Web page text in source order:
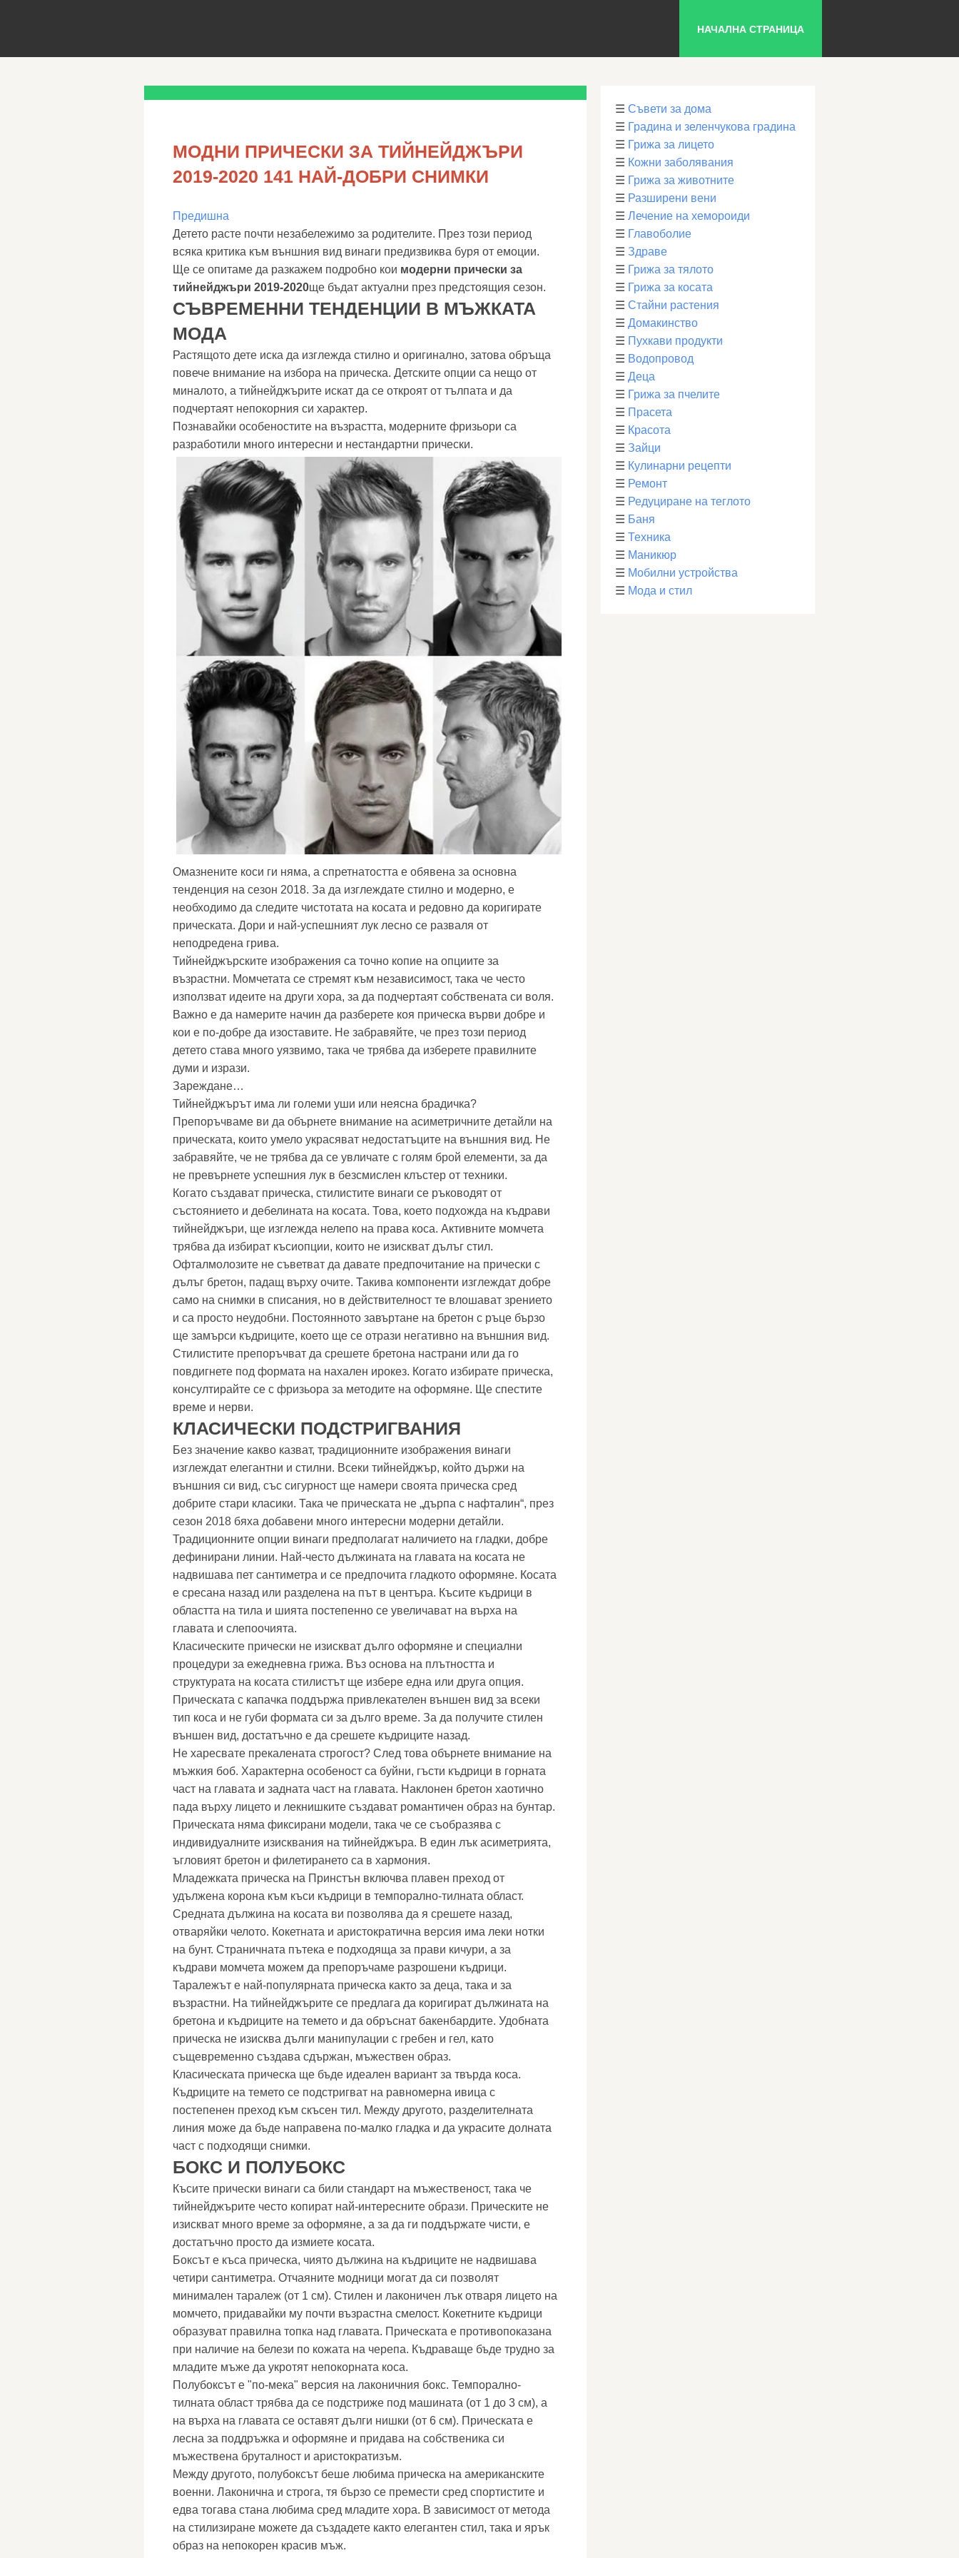
НАЧАЛНА СТРАНИЦА
МОДНИ ПРИЧЕСКИ ЗА ТИЙНЕЙДЖЪРИ
2019-2020 141 НАЙ-ДОБРИ СНИМКИ
Предишна
Детето расте почти незабележимо за родителите. През този период
всяка критика към външния вид винаги предизвиква буря от емоции.
Ще се опитаме да разкажем подробно кои модерни прически за
тийнейджъри 2019-2020ще бъдат актуални през предстоящия сезон.
СЪВРЕМЕННИ ТЕНДЕНЦИИ В МЪЖКАТА
МОДА
Растящото дете иска да изглежда стилно и оригинално, затова обръща
повече внимание на избора на прическа. Детските опции са нещо от
миналото, а тийнейджърите искат да се откроят от тълпата и да
подчертаят непокорния си характер.
Познавайки особеностите на възрастта, модерните фризьори са
разработили много интересни и нестандартни прически.
Омазнените коси ги няма, а спретнатостта е обявена за основна
тенденция на сезон 2018. За да изглеждате стилно и модерно, е
необходимо да следите чистотата на косата и редовно да коригирате
прическата. Дори и най-успешният лук лесно се разваля от
неподредена грива.
Тийнейджърските изображения са точно копие на опциите за
възрастни. Момчетата се стремят към независимост, така че често
използват идеите на други хора, за да подчертаят собствената си воля.
Важно е да намерите начин да разберете коя прическа върви добре и
кои е по-добре да изоставите. Не забравяйте, че през този период
детето става много уязвимо, така че трябва да изберете правилните
думи и изрази.
Зареждане…
Тийнейджърът има ли големи уши или неясна брадичка?
Препоръчваме ви да обърнете внимание на асиметричните детайли на
прическата, които умело украсяват недостатъците на външния вид. Не
забравяйте, че не трябва да се увличате с голям брой елементи, за да
не превърнете успешния лук в безсмислен клъстер от техники.
Когато създават прическа, стилистите винаги се ръководят от
състоянието и дебелината на косата. Това, което подхожда на къдрави
тийнейджъри, ще изглежда нелепо на права коса. Активните момчета
трябва да избират късиопции, които не изискват дълъг стил.
Офталмолозите не съветват да давате предпочитание на прически с
дълъг бретон, падащ върху очите. Такива компоненти изглеждат добре
само на снимки в списания, но в действителност те влошават зрението
и са просто неудобни. Постоянното завъртане на бретон с ръце бързо
ще замърси къдриците, което ще се отрази негативно на външния вид.
Стилистите препоръчват да срешете бретона настрани или да го
повдигнете под формата на нахален ирокез. Когато избирате прическа,
консултирайте се с фризьора за методите на оформяне. Ще спестите
време и нерви.
КЛАСИЧЕСКИ ПОДСТРИГВАНИЯ
Без значение какво казват, традиционните изображения винаги
изглеждат елегантни и стилни. Всеки тийнейджър, който държи на
външния си вид, със сигурност ще намери своята прическа сред
добрите стари класики. Така че прическата не „дърпа с нафталин“, през
сезон 2018 бяха добавени много интересни модерни детайли.
Традиционните опции винаги предполагат наличието на гладки, добре
дефинирани линии. Най-често дължината на главата на косата не
надвишава пет сантиметра и се предпочита гладкото оформяне. Косата
е сресана назад или разделена на път в центъра. Късите къдрици в
областта на тила и шията постепенно се увеличават на върха на
главата и слепоочията.
Класическите прически не изискват дълго оформяне и специални
процедури за ежедневна грижа. Въз основа на плътността и
структурата на косата стилистът ще избере една или друга опция.
Прическата с капачка поддържа привлекателен външен вид за всеки
тип коса и не губи формата си за дълго време. За да получите стилен
външен вид, достатъчно е да срешете къдриците назад.
Не харесвате прекалената строгост? След това обърнете внимание на
мъжкия боб. Характерна особеност са буйни, гъсти къдрици в горната
част на главата и задната част на главата. Наклонен бретон хаотично
пада върху лицето и лекнишките създават романтичен образ на бунтар.
Прическата няма фиксирани модели, така че се съобразява с
индивидуалните изисквания на тийнейджъра. В един лък асиметрията,
ъгловият бретон и филетирането са в хармония.
Младежката прическа на Принстън включва плавен преход от
удължена корона към къси къдрици в темпорално-тилната област.
Средната дължина на косата ви позволява да я срешете назад,
отваряйки челото. Кокетната и аристократична версия има леки нотки
на бунт. Страничната пътека е подходяща за прави кичури, а за
къдрави момчета можем да препоръчаме разрошени къдрици.
Таралежът е най-популярната прическа както за деца, така и за
възрастни. На тийнейджърите се предлага да коригират дължината на
бретона и къдриците на темето и да обръснат бакенбардите. Удобната
прическа не изисква дълги манипулации с гребен и гел, като
същевременно създава сдържан, мъжествен образ.
Класическата прическа ще бъде идеален вариант за твърда коса.
Къдриците на темето се подстригват на равномерна ивица с
постепенен преход към скъсен тил. Между другото, разделителната
линия може да бъде направена по-малко гладка и да украсите долната
част с подходящи снимки.
БОКС И ПОЛУБОКС
Късите прически винаги са били стандарт на мъжественост, така че
тийнейджърите често копират най-интересните образи. Прическите не
изискват много време за оформяне, а за да ги поддържате чисти, е
достатъчно просто да измиете косата.
Боксът е къса прическа, чиято дължина на къдриците не надвишава
четири сантиметра. Отчаяните модници могат да си позволят
минимален таралеж (от 1 см). Стилен и лаконичен лък отваря лицето на
момчето, придавайки му почти възрастна смелост. Кокетните къдрици
образуват правилна топка над главата. Прическата е противопоказана
при наличие на белези по кожата на черепа. Къдраваще бъде трудно за
младите мъже да укротят непокорната коса.
Полубоксът е "по-мека" версия на лаконичния бокс. Темпорално-
тилната област трябва да се подстриже под машината (от 1 до 3 см), а
на върха на главата се оставят дълги нишки (от 6 см). Прическата е
лесна за поддръжка и оформяне и придава на собственика си
мъжествена бруталност и аристократизъм.
Между другото, полубоксът беше любима прическа на американските
военни. Лаконична и строга, тя бързо се премести сред спортистите и
едва тогава стана любима сред младите хора. В зависимост от метода
на стилизиране можете да създадете както елегантен стил, така и ярък
образ на непокорен красив мъж.
☰ Съвети за дома
☰ Градина и зеленчукова градина
☰ Грижа за лицето
☰ Кожни заболявания
☰ Грижа за животните
☰ Разширени вени
☰ Лечение на хемороиди
☰ Главоболие
☰ Здраве
☰ Грижа за тялото
☰ Грижа за косата
☰ Стайни растения
☰ Домакинство
☰ Пухкави продукти
☰ Водопровод
☰ Деца
☰ Грижа за пчелите
☰ Прасета
☰ Красота
☰ Зайци
☰ Кулинарни рецепти
☰ Ремонт
☰ Редуциране на теглото
☰ Баня
☰ Техника
☰ Маникюр
☰ Мобилни устройства
☰ Мода и стил